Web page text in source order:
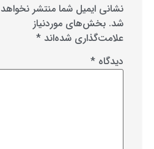
نشانی ایمیل شما منتشر نخواهد
شد. بخش‌های موردنیاز
علامت‌گذاری شده‌اند *
دیدگاه *